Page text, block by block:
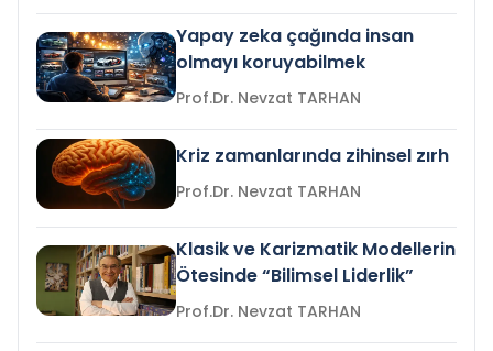
Yapay zeka çağında insan
olmayı koruyabilmek
Prof.Dr. Nevzat TARHAN
Kriz zamanlarında zihinsel zırh
Prof.Dr. Nevzat TARHAN
Klasik ve Karizmatik Modellerin
Ötesinde “Bilimsel Liderlik”
Prof.Dr. Nevzat TARHAN